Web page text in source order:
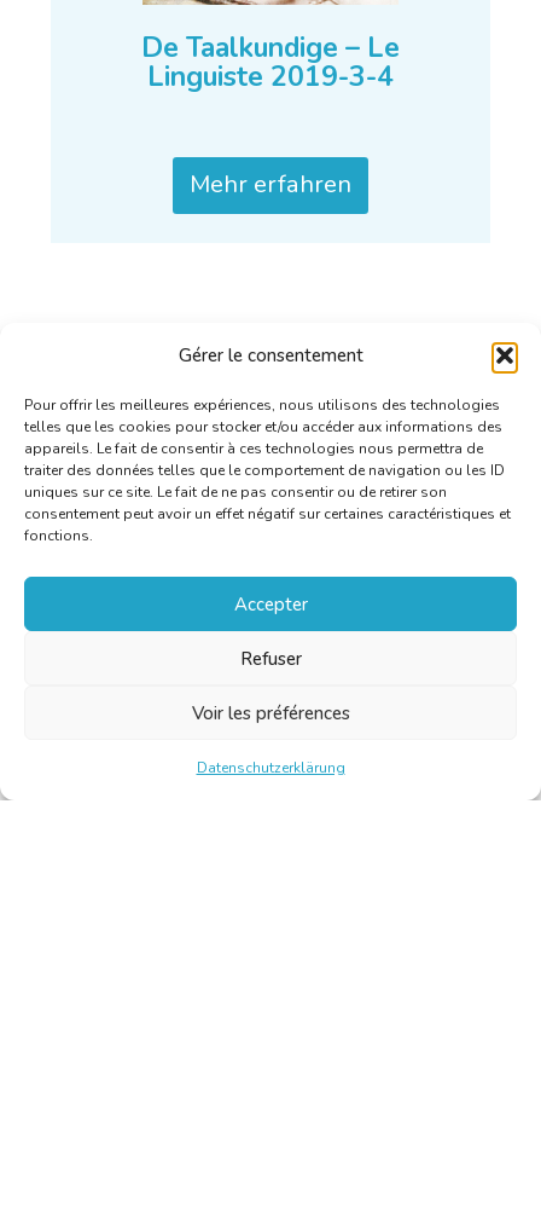
Gérer le consentement
Pour offrir les meilleures expériences, nous utilisons des technologies
telles que les cookies pour stocker et/ou accéder aux informations des
appareils. Le fait de consentir à ces technologies nous permettra de
traiter des données telles que le comportement de navigation ou les ID
uniques sur ce site. Le fait de ne pas consentir ou de retirer son
consentement peut avoir un effet négatif sur certaines caractéristiques et
fonctions.
Accepter
Refuser
Voir les préférences
Datenschutzerklärung
De Taalkundige – Le
Linguiste 2019-3-4
Mehr erfahren